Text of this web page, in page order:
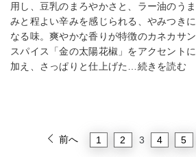
用し、豆乳のまろやかさと、ラー油のうま
みと程よい辛みを感じられる、やみつきに
なる味。爽やかな香りが特徴のカネカサン
スパイス「金の太陽花椒」をアクセントに
加え、さっぱりと仕上げた…続きを読む
前へ 1 2 3 4 5